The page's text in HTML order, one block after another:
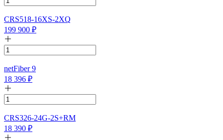
CRS518-16XS-2XQ
199 900 ₽
netFiber 9
18 396 ₽
CRS326-24G-2S+RM
18 390 ₽